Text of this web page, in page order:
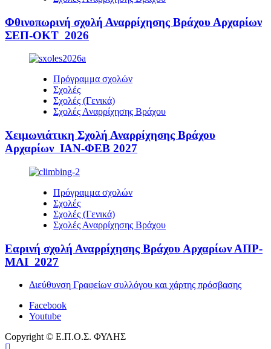
Φθινοπωρινή σχολή Αναρρίχησης Βράχου Αρχαρίων
ΣΕΠ-ΟΚΤ 2026
Πρόγραμμα σχολών
Σχολές
Σχολές (Γενικά)
Σχολές Αναρρίχησης Βράχου
Χειμωνιάτικη Σχολή Αναρρίχησης Βράχου
Αρχαρίων ΙΑΝ-ΦΕΒ 2027
Πρόγραμμα σχολών
Σχολές
Σχολές (Γενικά)
Σχολές Αναρρίχησης Βράχου
Εαρινή σχολή Αναρρίχησης Βράχου Αρχαρίων ΑΠΡ-
ΜΑΙ 2027
Διεύθυνση Γραφείων συλλόγου και χάρτης πρόσβασης
Facebook
Youtube
Copyright © Ε.Π.Ο.Σ. ΦΥΛΗΣ